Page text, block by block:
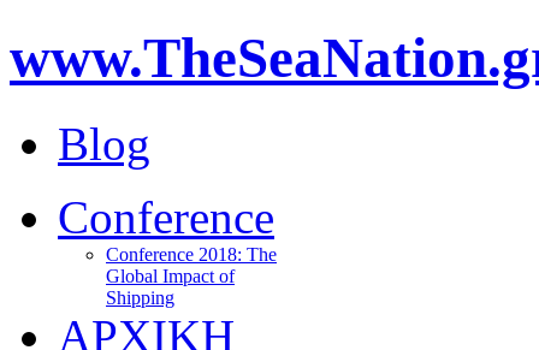
Blog
Conference
Conference 2018: The
Global Impact of
Shipping
ΑΡΧΙΚΗ